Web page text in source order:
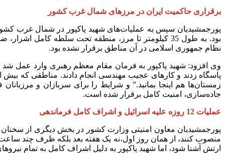
برقراری حاکمیت ایران در مرزهای شمال غرب کشور
بود. به طول 35 کیلومتر تا مرز، منطقه تحت سلطه
نظام جمهوری اسلامی در آن مناطق برقرار نشده بود.
زمستان‌ها هم اینجا بمانید.” و شرایط را برای سربازان و
جاده‌سازی، امنیت کامل برقرار شده است.
عملیات 12 روزه علیه اسرائیل و اشراف کامل فرماندهی
پورجمشیدیان‌ معاون امنیتی ‌وزارت کشور ‌در بخش دیگری از سخنان
منصوب کنند، از همان روز اول،نه یک هفته بعد بلکه ظرف چند
ارتش آشنا شود، اما شهید پاکپور به دلیل اشراف کامل به تمام نیروهای مسلح، بلافاصله عملیات را